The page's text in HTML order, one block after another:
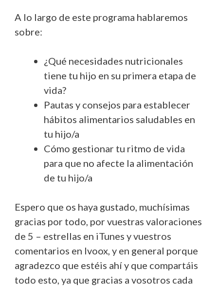
A lo largo de este programa hablaremos
sobre:
¿Qué necesidades nutricionales
tiene tu hijo en su primera etapa de
vida?
Pautas y consejos para establecer
hábitos alimentarios saludables en
tu hijo/a
Cómo gestionar tu ritmo de vida
para que no afecte la alimentación
de tu hijo/a
Espero que os haya gustado, muchísimas
gracias por todo, por vuestras valoraciones
de 5 – estrellas en iTunes y vuestros
comentarios en Ivoox, y en general porque
agradezco que estéis ahí y que compartáis
todo esto, ya que gracias a vosotros cada